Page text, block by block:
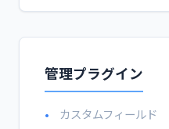
管理プラグイン
カスタムフィールド